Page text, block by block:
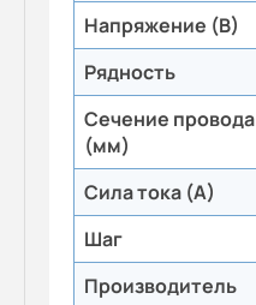
Напряжение (В)
Рядность
Сечение провода
(мм)
Сила тока (А)
Шаг
Производитель